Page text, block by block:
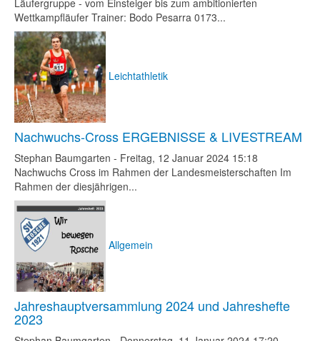
Läufergruppe - vom Einsteiger bis zum ambitionierten
Wettkampfläufer Trainer: Bodo Pesarra 0173...
Leichtathletik
Nachwuchs-Cross ERGEBNISSE & LIVESTREAM
Stephan Baumgarten - Freitag, 12 Januar 2024 15:18
Nachwuchs Cross im Rahmen der Landesmeisterschaften Im
Rahmen der diesjährigen...
Allgemein
Jahreshauptversammlung 2024 und Jahreshefte
2023